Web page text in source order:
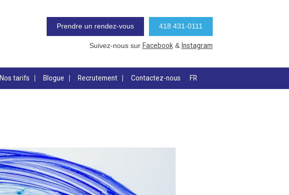
Prendre un rendez-vous 418 431-0111
Suivez-nous sur Facebook& Instagram
Nos tarifs Blogue Recrutement Contactez-nous FR